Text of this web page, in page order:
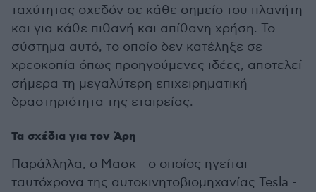
ταχύτητας σχεδόν σε κάθε σημείο του πλανήτη
και για κάθε πιθανή και απίθανη χρήση. Το
σύστημα αυτό, το οποίο δεν κατέληξε σε
χρεοκοπία όπως προηγούμενες ιδέες, αποτελεί
σήμερα τη μεγαλύτερη επιχειρηματική
δραστηριότητα της εταιρείας.
Τα σχέδια για τον Άρη
Παράλληλα, ο Μασκ - ο οποίος ηγείται
ταυτόχρονα της αυτοκινητοβιομηχανίας Tesla -